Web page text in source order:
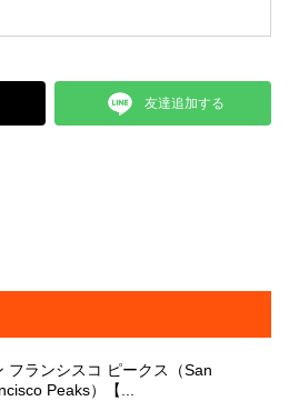
友達追加する
フランシスコ ピークス（San
Peaks）【...